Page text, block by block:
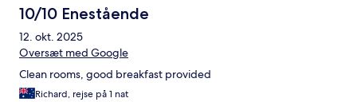
10/10 Enestående
12. okt. 2025
Oversæt med Google
Clean rooms, good breakfast provided
Richard, rejse på 1 nat